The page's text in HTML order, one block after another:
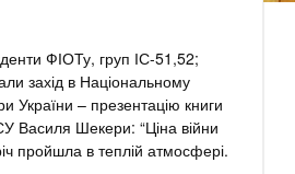
ФІОТу, груп ІС-51,52;
захід в Національному
України – презентацію книги
Василя Шекери: “Ціна війни
пройшла в теплій атмосфері.